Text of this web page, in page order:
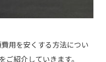
用を安くする方法につい
ご紹介していきます。